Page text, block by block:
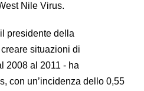
Nile Virus.
presidente della
situazioni di
2008 al 2011 - ha
con un’incidenza dello 0,55